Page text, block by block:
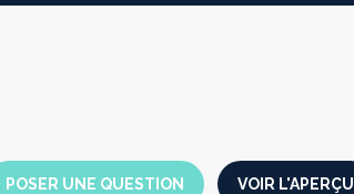
POSER UNE QUESTION VOIR L'APERÇU